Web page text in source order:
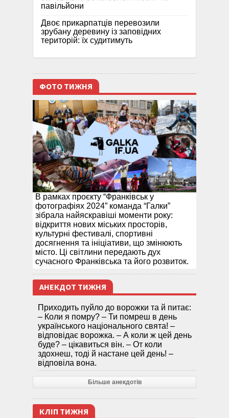
павільйони
Двоє прикарпатців перевозили
зрубану деревину із заповідних
територій: їх судитимуть
ФОТО ТИЖНЯ
В рамках проєкту “Франківськ у
фотографіях 2024” команда “Галки”
зібрала найяскравіші моменти року:
відкриття нових міських просторів,
культурні фестивалі, спортивні
досягнення та ініціативи, що змінюють
місто. Ці світлини передають дух
сучасного Франківська та його розвиток.
АНЕКДОТ ТИЖНЯ
Приходить пуйло до ворожки та й питає:
– Коли я помру? – Ти помреш в день
українського національного свята! –
відповідає ворожка. – А коли ж цей день
буде? – цікавиться він. – От коли
здохнеш, тоді й настане цей день! –
відповіла вона.
Більше анекдотів
КЛІП ТИЖНЯ